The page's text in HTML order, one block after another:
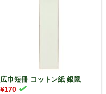
広巾短冊 コットン紙 銀鼠
¥170